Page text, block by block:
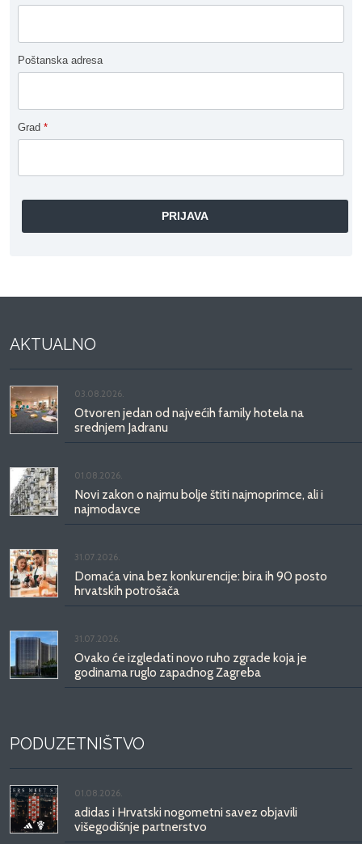
Poštanska adresa
Grad *
AKTUALNO
03.08.2026.
Otvoren jedan od najvećih family hotela na
srednjem Jadranu
01.08.2026.
Novi zakon o najmu bolje štiti najmoprimce, ali i
najmodavce
31.07.2026.
Domaća vina bez konkurencije: bira ih 90 posto
hrvatskih potrošača
31.07.2026.
Ovako će izgledati novo ruho zgrade koja je
godinama ruglo zapadnog Zagreba
PODUZETNIŠTVO
01.08.2026.
adidas i Hrvatski nogometni savez objavili
višegodišnje partnerstvo